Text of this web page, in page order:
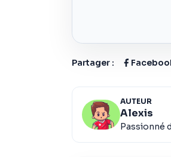
Partager :
AUTEUR
Alexis
Passionné